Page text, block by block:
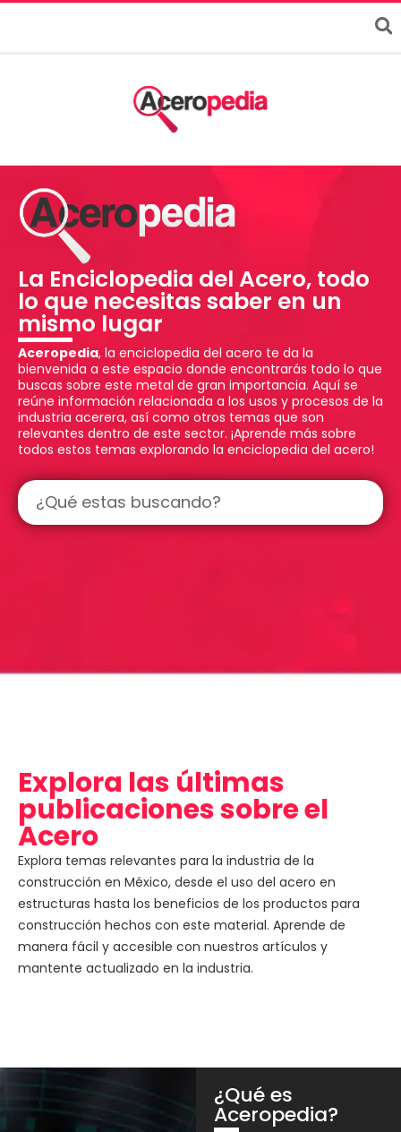
La Enciclopedia del Acero, todo
lo que necesitas saber en un
mismo lugar
Aceropedia, la enciclopedia del acero te da la
bienvenida a este espacio donde encontrarás todo lo que
buscas sobre este metal de gran importancia. Aquí se
reúne información relacionada a los usos y procesos de la
industria acerera, así como otros temas que son
relevantes dentro de este sector. ¡Aprende más sobre
todos estos temas explorando la enciclopedia del acero!
Explora las últimas
publicaciones sobre el
Acero
Explora temas relevantes para la industria de la
construcción en México, desde el uso del acero en
estructuras hasta los beneficios de los productos para
construcción hechos con este material. Aprende de
manera fácil y accesible con nuestros artículos y
mantente actualizado en la industria.
¿Qué es
Aceropedia?